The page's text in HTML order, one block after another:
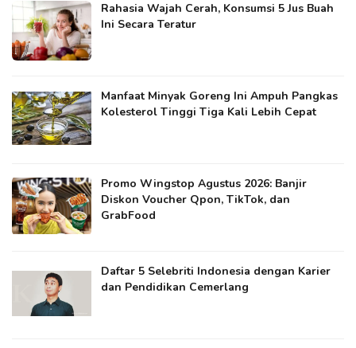
Rahasia Wajah Cerah, Konsumsi 5 Jus Buah
Ini Secara Teratur
Manfaat Minyak Goreng Ini Ampuh Pangkas
Kolesterol Tinggi Tiga Kali Lebih Cepat
Promo Wingstop Agustus 2026: Banjir
Diskon Voucher Qpon, TikTok, dan
GrabFood
Daftar 5 Selebriti Indonesia dengan Karier
dan Pendidikan Cemerlang